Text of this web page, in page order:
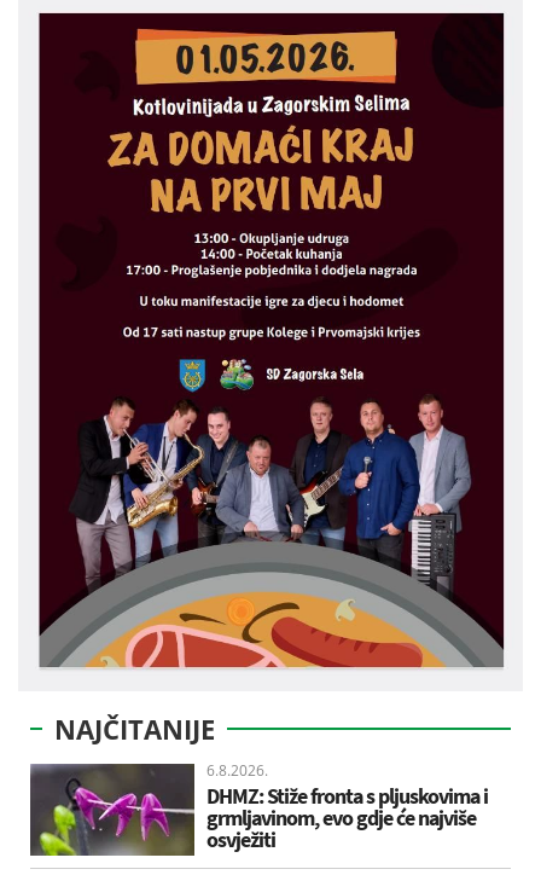
NAJČITANIJE
6.8.2026.
DHMZ: Stiže fronta s pljuskovima i
grmljavinom, evo gdje će najviše
osvježiti